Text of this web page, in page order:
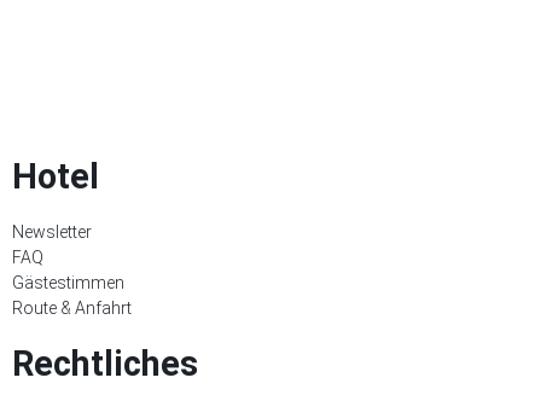
Hotel
Newsletter
FAQ
Gästestimmen
Route & Anfahrt
Rechtliches